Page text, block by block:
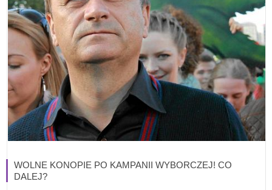
WOLNE KONOPIE PO KAMPANII WYBORCZEJ! CO
DALEJ?